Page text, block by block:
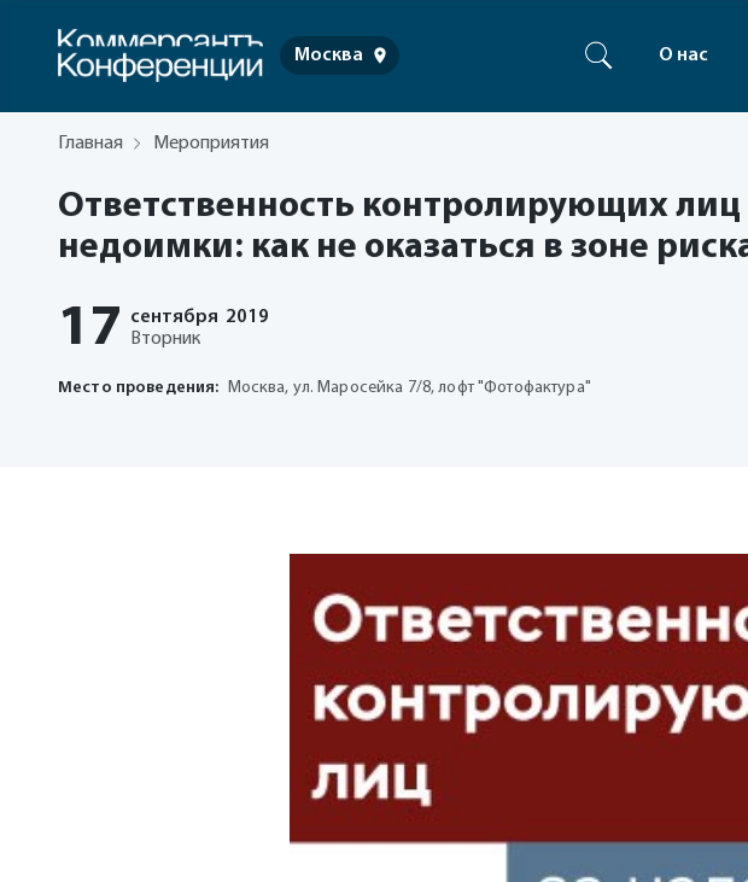
Москва О нас
Главная Мероприятия
Ответственность контролирующих лиц
недоимки: как не оказаться в зоне
17 сентября 2019
Вторник
Место проведения: Москва, ул. Маросейка 7/8, лофт "Фотофактура"